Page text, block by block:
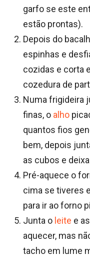
garfo se este
estão prontas).
Depois do
espinhas e
cozidas e corta
cozedura de
Numa frigideira
finas, o alho
quantos fios
bem, depois
as cubos e
Pré-aquece o
cima se tiveres
para ir ao forno
Junta o leite e
aquecer, mas
tacho em lume